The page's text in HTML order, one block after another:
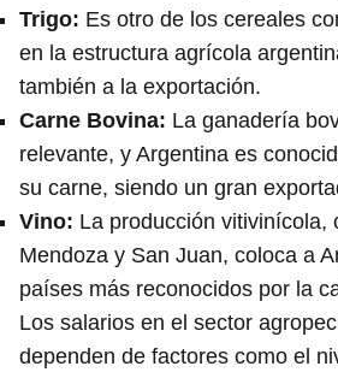
Trigo: Es otro de los cereales
en la estructura agrícola
también a la exportación.
Carne Bovina: La ganadería
relevante, y Argentina es
su carne, siendo un gran
Vino: La producción vitivinícola,
Mendoza y San Juan, coloca a
países más reconocidos por la
Los salarios en el sector
dependen de factores como el